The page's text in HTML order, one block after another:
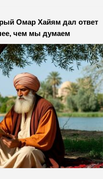
Омар Хайям дал ответ
чем мы думаем